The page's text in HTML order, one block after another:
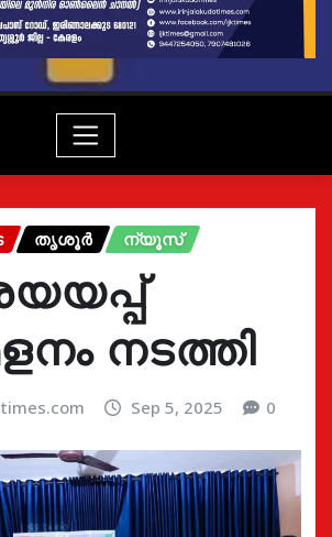
തൃശൂർ ന്യൂസ്
നടത്തി
Sep 5, 2025 0